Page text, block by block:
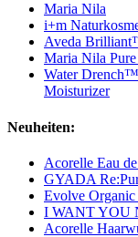
Maria Nila
i+m
Aveda
Maria Nila
Water
Moisturizer
Neuheiten:
Acorelle Eau
GYADA
Evolve Organic
I WANT YOU
Acorelle